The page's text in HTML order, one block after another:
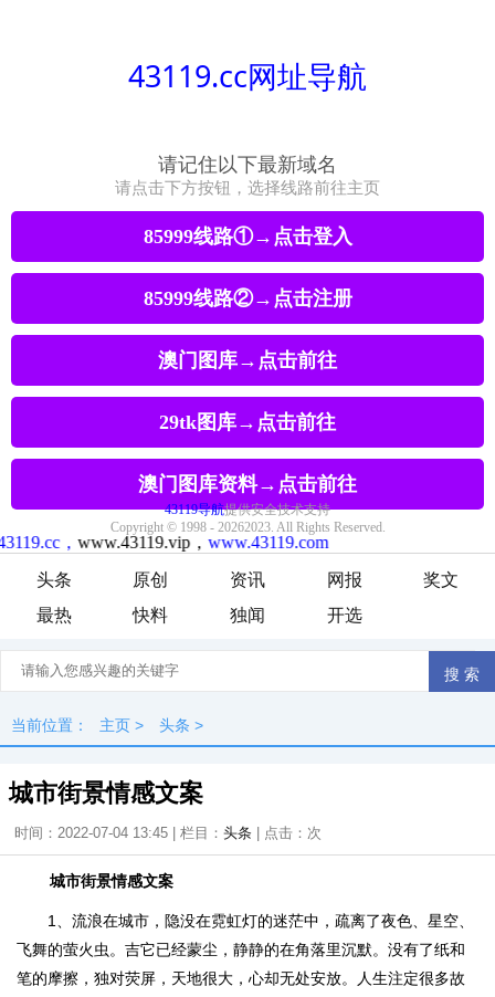
头条 原创 资讯 网报
奖文
最热
快料 独闻 开选
当前位置： 主页 > 头条 >
城市街景情感文案
时间：2022-07-04 13:45 | 栏目： 头条 | 点击： 次
城市街景情感文案
1、流浪在城市，隐没在霓虹灯的迷茫中，疏离了夜色、星空、
飞舞的萤火虫。吉它已经蒙尘，静静的在角落里沉默。没有了纸和
笔的摩擦，独对荧屏，天地很大，心却无处安放。人生注定很多故